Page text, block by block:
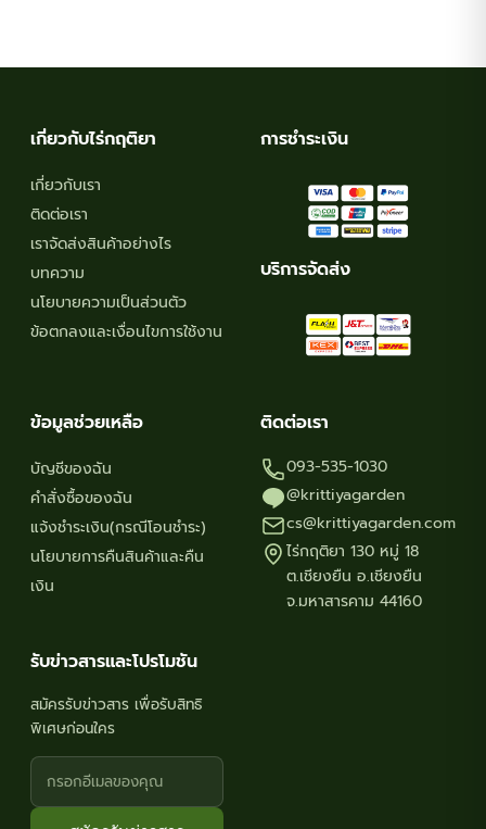
The
product
เกี่ยวกับไร่กฤติยา
เกี่ยวกับเรา
ติดต่อเรา
เราจัดส่งสินค้าอย่างไร
บทความ
นโยบายความเป็นส่วนตัว
ข้อตกลงและเงื่อนไขการใช้งาน
การชำระเงิน
บริการจัดส่ง
ข้อมูลช่วยเหลือ
บัญชีของฉัน
คำสั่งซื้อของฉัน
แจ้งชำระเงิน(กรณีโอนชำระ)
นโยบายการคืนสินค้าและคืน
เงิน
ติดต่อเรา
093-535-1030
@krittiyagarden
cs@krittiyagarden.com
ไร่กฤติยา 130 หมู่ 18
ต.เชียงยืน อ.เชียงยืน
จ.มหาสารคาม 44160
รับข่าวสารและโปรโมชัน
สมัครรับข่าวสาร เพื่อรับสิทธิ
พิเศษก่อนใคร